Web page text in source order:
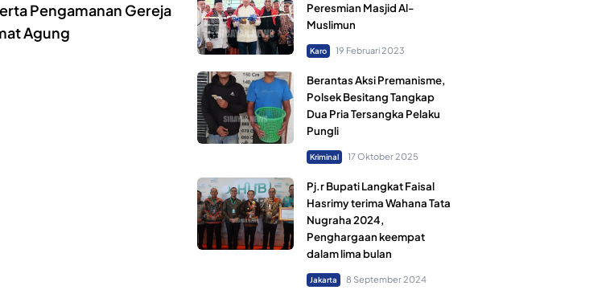
Pengamanan Gereja
Agung
Peresmian Masjid Al-
Muslimun
Karo 19 Februari 2023
Berantas Aksi Premanisme,
Polsek Besitang Tangkap
Dua Pria Tersangka Pelaku
Pungli
Kriminal 17 Oktober 2025
Pj.r Bupati Langkat Faisal
Hasrimy terima Wahana Tata
Nugraha 2024,
Penghargaan keempat
dalam lima bulan
Jakarta 8 September 2024